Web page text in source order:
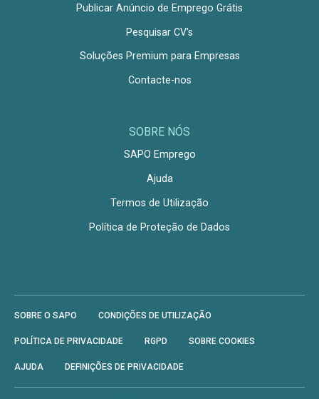
Publicar Anúncio de Emprego Grátis
Pesquisar CV's
Soluções Premium para Empresas
Contacte-nos
SOBRE NÓS
SAPO Emprego
Ajuda
Termos de Utilização
Política de Proteção de Dados
SOBRE O SAPO CONDIÇÕES DE UTILIZAÇÃO
POLÍTICA DE PRIVACIDADE RGPD SOBRE COOKIES
AJUDA DEFINIÇÕES DE PRIVACIDADE